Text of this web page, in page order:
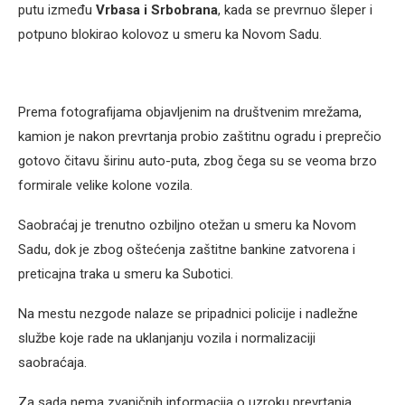
putu između Vrbasa i Srbobrana, kada se prevrnuo šleper i
potpuno blokirao kolovoz u smeru ka Novom Sadu.
Prema fotografijama objavljenim na društvenim mrežama,
kamion je nakon prevrtanja probio zaštitnu ogradu i preprečio
gotovo čitavu širinu auto-puta, zbog čega su se veoma brzo
formirale velike kolone vozila.
Saobraćaj je trenutno ozbiljno otežan u smeru ka Novom
Sadu, dok je zbog oštećenja zaštitne bankine zatvorena i
preticajna traka u smeru ka Subotici.
Na mestu nezgode nalaze se pripadnici policije i nadležne
službe koje rade na uklanjanju vozila i normalizaciji
saobraćaja.